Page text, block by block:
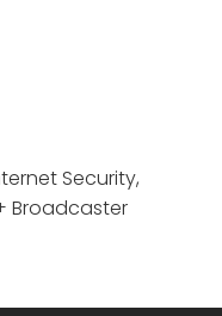
Security,
Broadcaster